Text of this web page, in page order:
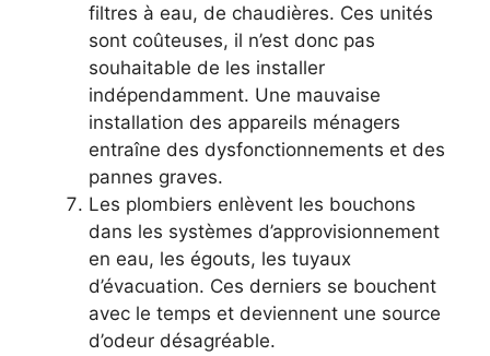
filtres à eau, de chaudières. Ces unités
sont coûteuses, il n’est donc pas
souhaitable de les installer
indépendamment. Une mauvaise
installation des appareils ménagers
entraîne des dysfonctionnements et des
pannes graves.
Les plombiers enlèvent les bouchons
dans les systèmes d’approvisionnement
en eau, les égouts, les tuyaux
d’évacuation. Ces derniers se bouchent
avec le temps et deviennent une source
d’odeur désagréable.